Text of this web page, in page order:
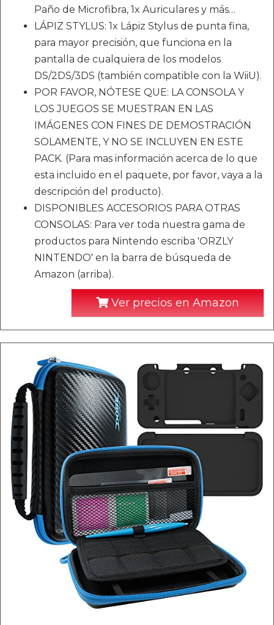
Paño de Microfibra, 1x Auriculares y más…
LÁPIZ STYLUS: 1x Lápiz Stylus de punta fina,
para mayor precisión, que funciona en la
pantalla de cualquiera de los modelos
DS/2DS/3DS (también compatible con la WiiU).
POR FAVOR, NÓTESE QUE: LA CONSOLA Y
LOS JUEGOS SE MUESTRAN EN LAS
IMÁGENES CON FINES DE DEMOSTRACIÓN
SOLAMENTE, Y NO SE INCLUYEN EN ESTE
PACK. (Para mas información acerca de lo que
esta incluido en el paquete, por favor, vaya a la
descripción del producto).
DISPONIBLES ACCESORIOS PARA OTRAS
CONSOLAS: Para ver toda nuestra gama de
productos para Nintendo escriba 'ORZLY
NINTENDO' en la barra de búsqueda de
Amazon (arriba).
Ver precios en Amazon